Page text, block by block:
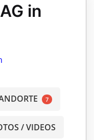
in
7
/ VIDEOS